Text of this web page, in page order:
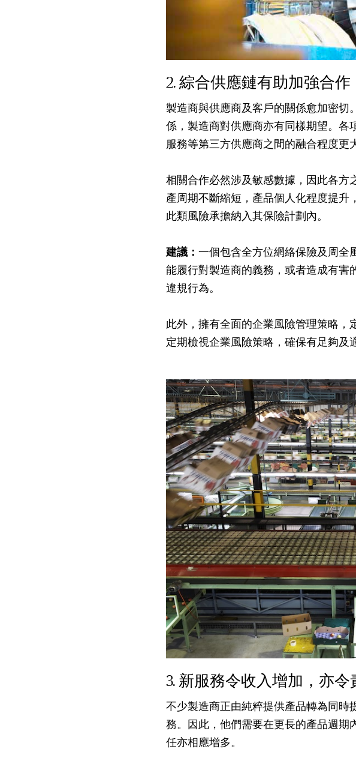
綜合供應鏈有助加強合作
製造商與供應商及客戶的關係愈加密切
係，製造商對供應商亦有同樣期望。各
服務等第三方供應商之間的融合程度更
相關合作必然涉及敏感數據，因此各方
產周期不斷縮短，產品個人化程度提升
此類風險承擔納入其保險計劃內。
建議： 一個包含全方位網絡保險及周全
能履行對製造商的義務，或者造成有害
違規行為。
此外，擁有全面的企業風險管理策略，
定期檢視企業風險策略，確保有足夠及
新服務令收入增加，亦令
不少製造商正由純粹提供產品轉為同時
務。因此，他們需要在更長的產品週期
任亦相應增多。